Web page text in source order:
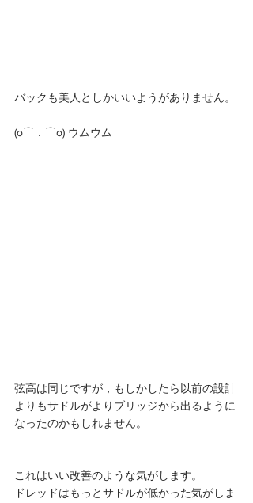
バックも美人としかいいようがありません。
(o⌒．⌒o) ウムウム
弦高は同じですが，もしかしたら以前の設計
よりもサドルがよりブリッジから出るように
なったのかもしれません。
これはいい改善のような気がします。
ドレッドはもっとサドルが低かった気がしま